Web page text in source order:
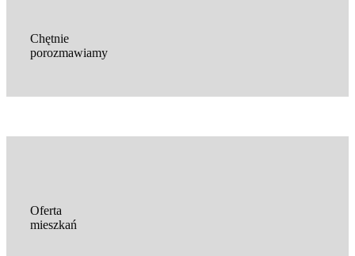
Chętnie
porozmawiamy
Oferta
mieszkań